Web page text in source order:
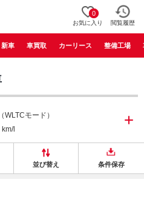
0
お気に入り 閲覧履歴
新車 車買取 カーリース 整備工場
（WLTCモード）
km/l
並び替え 条件保存